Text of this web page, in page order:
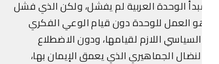
الوحدة العربية لم يفشل، ولكن الذي فشل
العمل للوحدة دون قيام الوعي الفكري
اللازم لقيامها، ودون الاضطلاع
الجماهيري الذي يعمق الإيمان بها،